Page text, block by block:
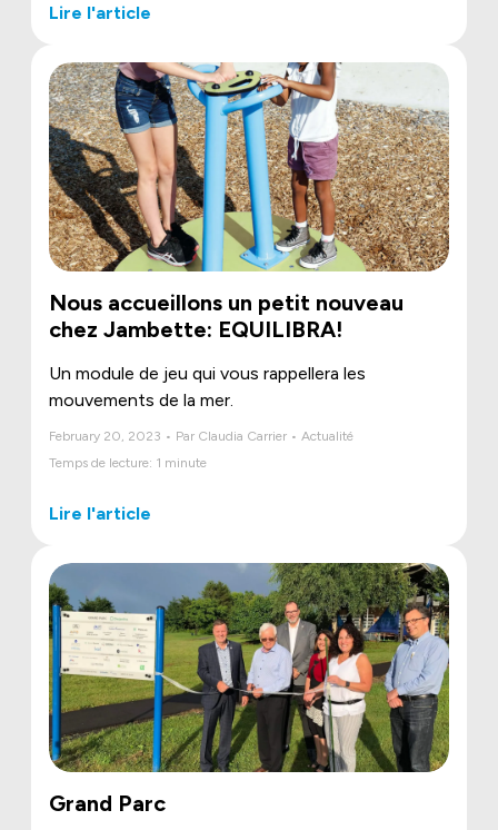
Lire l'article
Nous accueillons un petit nouveau
chez Jambette: EQUILIBRA!
Un module de jeu qui vous rappellera les
mouvements de la mer.
February 20, 2023 • Par Claudia Carrier • Actualité
Temps de lecture: 1 minute
Lire l'article
Grand Parc